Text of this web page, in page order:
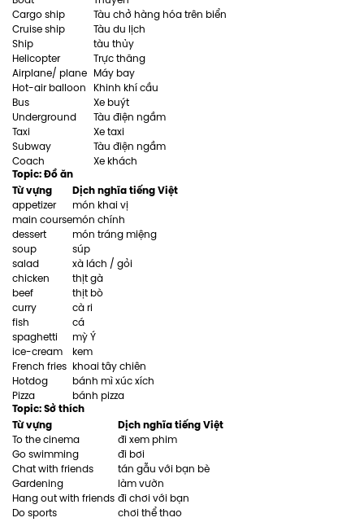
Cargo ship
Tàu chở hàng hóa trên biển
Cruise ship
Tàu du lịch
Ship
tàu thủy
Helicopter
Trực thăng
Airplane/ plane Máy bay
Hot-air balloon
Khinh khí cầu
Bus
Xe buýt
Underground
Tàu điện ngầm
Taxi
Xe taxi
Subway
Tàu điện ngầm
Coach
Xe khách
Topic: Đồ ăn
Từ vựng
Dịch nghĩa tiếng Việt
appetizer
món khai vị
main coursemón chính
dessert
món tráng miệng
soup
súp
salad
xà lách / gỏi
chicken
thịt gà
beef
thịt bò
curry
cà ri
fish
cá
spaghetti
mỳ Ý
ice-cream
kem
French fries khoai tây chiên
Hotdog
bánh mì xúc xích
Pizza
bánh pizza
Topic: Sở thích
Từ vựng
Dịch nghĩa tiếng Việt
To the cinema
đi xem phim
Go swimming
đi bơi
Chat with friends
tán gẫu với bạn bè
Gardening
làm vườn
Hang out with friends đi chơi với bạn
Do sports
chơi thể thao